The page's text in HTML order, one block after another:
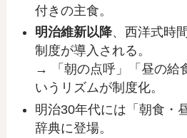
付きの主食。
明治維新以降、西洋式時
制度が導入される。
→ 「朝の点呼」「昼の給
いうリズムが制度化。
明治30年代には「朝食・
辞典に登場。